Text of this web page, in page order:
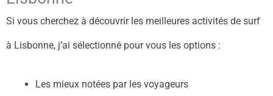
Si vous cherchez à découvrir les meilleures activités de surf
à Lisbonne, j’ai sélectionné pour vous les options :
Les mieux notées par les voyageurs